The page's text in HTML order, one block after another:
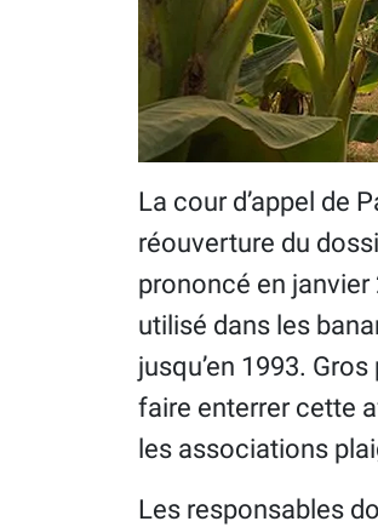
La cour d’appel de
réouverture du
prononcé en
utilisé dans les
jusqu’en 1993.
faire enterrer cette
les associations
Les responsables